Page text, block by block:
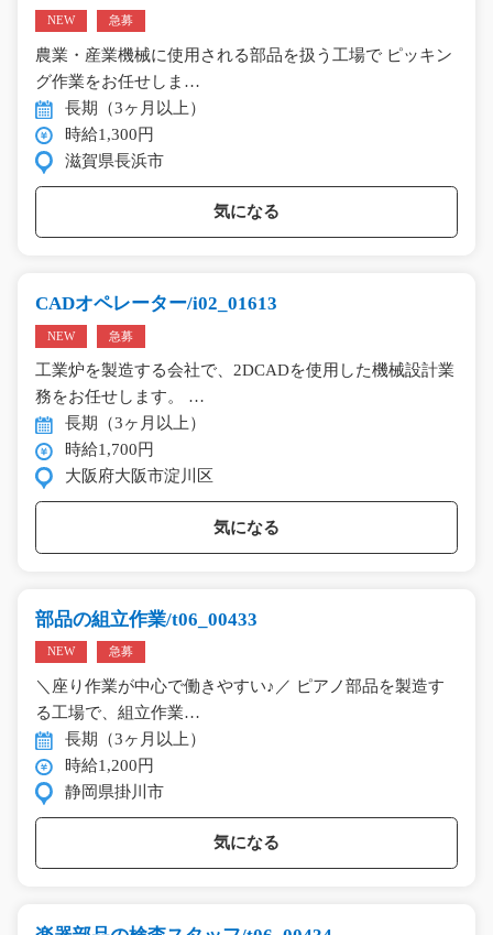
NEW 急募
農業・産業機械に使用される部品を扱う工場で ピッキン
グ作業をお任せしま…
長期（3ヶ月以上）
時給1,300円
滋賀県長浜市
気になる
CADオペレーター/i02_01613
NEW 急募
工業炉を製造する会社で、2DCADを使用した機械設計業
務をお任せします。 …
長期（3ヶ月以上）
時給1,700円
大阪府大阪市淀川区
気になる
部品の組立作業/t06_00433
NEW 急募
＼座り作業が中心で働きやすい♪／ ピアノ部品を製造す
る工場で、組立作業…
長期（3ヶ月以上）
時給1,200円
静岡県掛川市
気になる